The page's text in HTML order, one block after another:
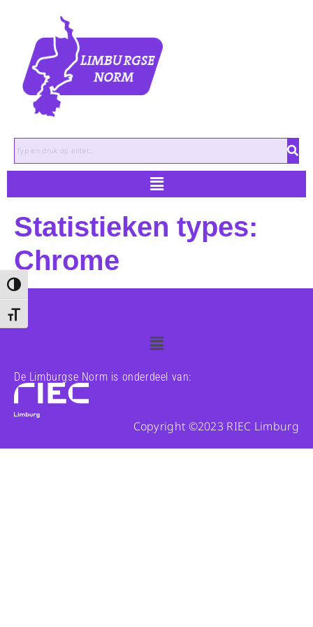
Keuze voor hoog contrast
Kies grootte van het lettertype
Statistieken types:
Chrome
De Limburgse Norm is onderdeel van:
Copyright ©2023 RIEC Limburg